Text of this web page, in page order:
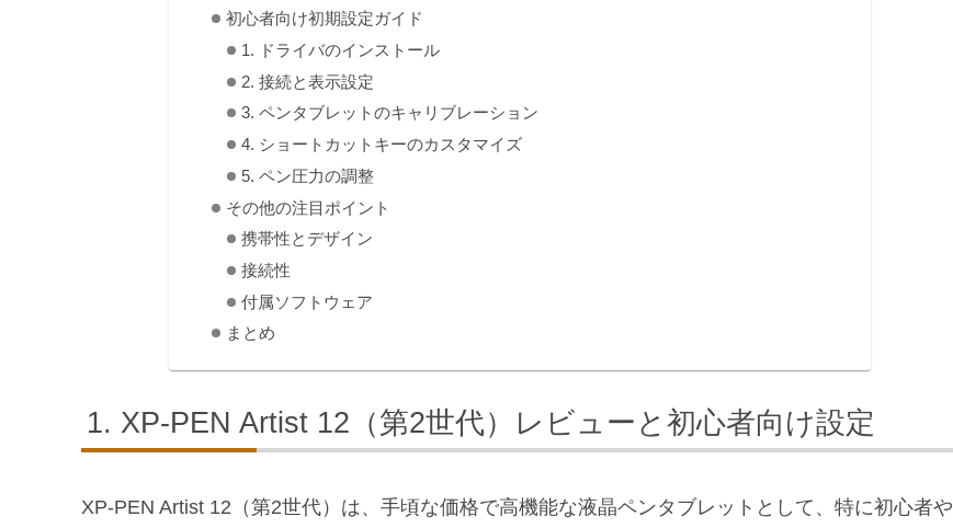
初心者向け初期設定ガイド
1. ドライバのインストール
2. 接続と表示設定
3. ペンタブレットのキャリブレーション
4. ショートカットキーのカスタマイズ
5. ペン圧力の調整
その他の注目ポイント
携帯性とデザイン
接続性
付属ソフトウェア
まとめ
XP-PEN Artist 12（第2世代）レビューと初心者向け設定
XP-PEN Artist 12（第2世代）は、手頃な価格で高機能な液晶ペンタブレットとして、特に初心者や